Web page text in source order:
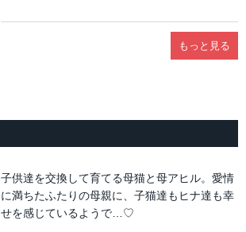
もっと見る
子供達を交換して育てる母猫と母アヒル。愛情
に満ちたふたりの母親に、子猫達もヒナ達も幸
せを感じているようで…♡